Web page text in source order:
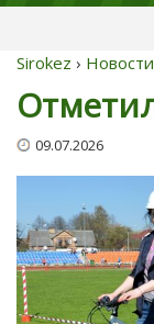
Sirokez › Новости
09.07.2026